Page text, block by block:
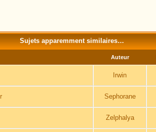
Sujets apparemment similaires…
Auteur
Irwin
Sephorane
Zelphalya